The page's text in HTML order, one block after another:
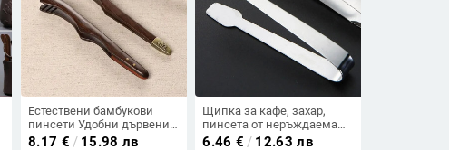
Естествени бамбукови
пинсети Удобни дървени
бамбукови дървени
8.17 € / 15.98 лв
Щипка за кафе, захар,
пинсета от неръждаема
стомана, мини скоба,
6.46 € / 12.63 лв